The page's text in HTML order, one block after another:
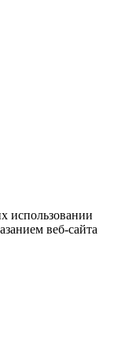
использовании
веб-сайта